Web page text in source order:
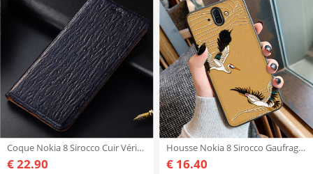
Coque Nokia 8 Sirocco Cuir Véritable Oiseau Étui, Housse Nokia 8 Sirocco Protection Bleu Marin Bleu
€ 22.90
Housse Nokia 8 Sirocco Gaufrage Personnalité Grue, Étui Nokia 8 Sirocco Tendance Jaune
€ 16.40